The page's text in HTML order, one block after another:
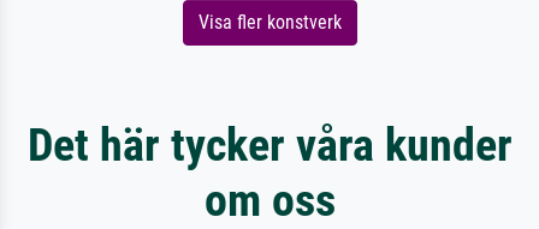
Visa fler konstverk
Det här tycker våra kunder
om oss